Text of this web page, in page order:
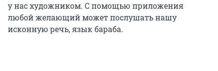
у нас художником. С помощью приложения
любой желающий может послушать нашу
исконную речь, язык бараба.